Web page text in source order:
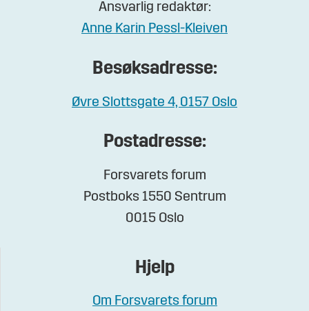
Ansvarlig redaktør:
Anne Karin Pessl-Kleiven
Besøksadresse:
Øvre Slottsgate 4, 0157 Oslo
Postadresse:
Forsvarets forum
Postboks 1550 Sentrum
0015 Oslo
Hjelp
Om Forsvarets forum